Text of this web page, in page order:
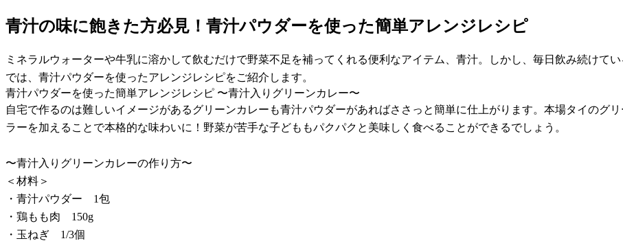
青汁の味に飽きた方必見！青汁パウダーを使った簡単アレンジレシピ
ミネラルウォーターや牛乳に溶かして飲むだけで野菜不足を補ってくれる便利なアイテム、青汁。しかし、毎日飲み続けて
では、青汁パウダーを使ったアレンジレシピをご紹介します。
青汁パウダーを使った簡単アレンジレシピ 〜青汁入りグリーンカレー〜
自宅で作るのは難しいイメージがあるグリーンカレーも青汁パウダーがあればささっと簡単に仕上がります。本場タイのグ
ラーを加えることで本格的な味わいに！野菜が苦手な子どももパクパクと美味しく食べることができるでしょう。
〜青汁入りグリーンカレーの作り方〜
＜材料＞
・青汁パウダー 1包
・鶏もも肉 150g
・玉ねぎ 1/3個